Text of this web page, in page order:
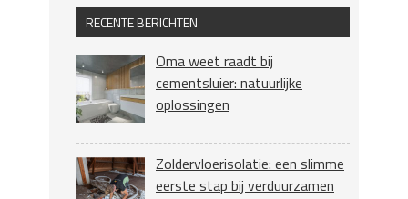
RECENTE BERICHTEN
Oma weet raadt bij
cementsluier: natuurlijke
oplossingen
Zoldervloerisolatie: een slimme
eerste stap bij verduurzamen